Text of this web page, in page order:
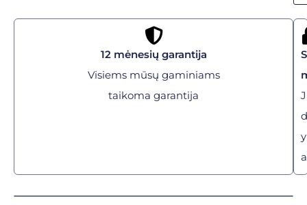
12 mėnesių garantija
Visiems mūsų gaminiams
taikoma garantija